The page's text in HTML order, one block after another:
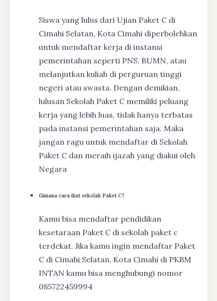
Siswa yang lulus dari Ujian Paket C di
Cimahi Selatan, Kota Cimahi diperbolehkan
untuk mendaftar kerja di instansi
pemerintahan seperti PNS, BUMN, atau
melanjutkan kuliah di perguruan tinggi
negeri atau swasta. Dengan demikian,
lulusan Sekolah Paket C memiliki peluang
kerja yang lebih luas, tidak hanya terbatas
pada instansi pemerintahan saja. Maka
jangan ragu untuk mendaftar di Sekolah
Paket C dan meraih ijazah yang diakui oleh
Negara
Gimana cara ikut sekolah Paket C?
Kamu bisa mendaftar pendidikan
kesetaraan Paket C di sekolah paket c
terdekat. Jika kamu ingin mendaftar Paket
C di Cimahi Selatan, Kota Cimahi di PKBM
INTAN kamu bisa menghubungi nomor
085722459994